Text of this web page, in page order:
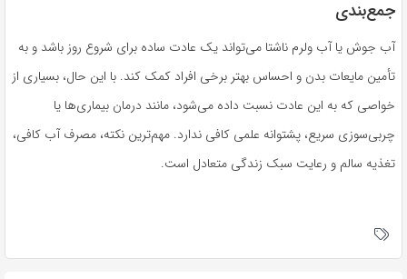
جمع‌بندی
آب جوش یا آب ولرم ناشتا می‌تواند یک عادت ساده برای شروع روز باشد و به
تأمین مایعات بدن و احساس بهتر برخی افراد کمک کند. با این حال، بسیاری از
خواصی که به این عادت نسبت داده می‌شود، مانند درمان بیماری‌ها یا
چربی‌سوزی سریع، پشتوانه علمی کافی ندارد. مهم‌ترین نکته، مصرف آب کافی،
تغذیه سالم و رعایت سبک زندگی متعادل است.